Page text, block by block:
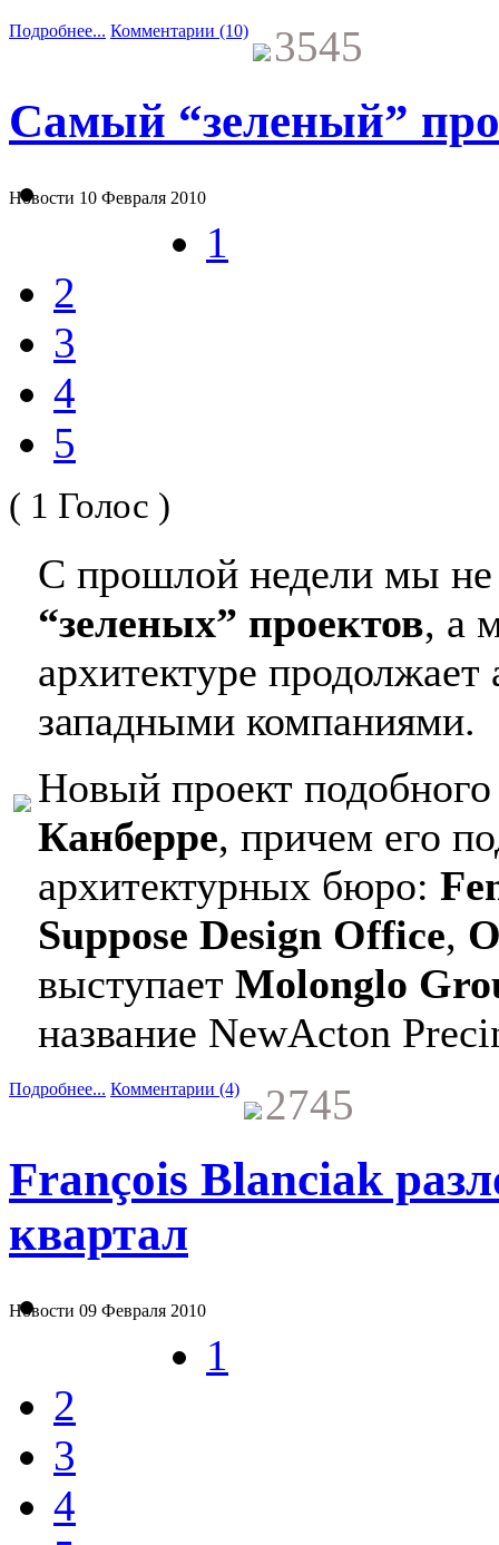
Подробнее... Комментарии (10) 3545
Самый “зеленый”
Новости 10 Февраля 2010
1
2
3
4
5
( 1 Голос )
С прошлой недели мы не
“зеленых” проектов, а
архитектуре
западными компаниями.
Новый проект подобного
Канберре, причем его
архитектурных бюро:
Suppose Design Office,
выступает Molonglo
название NewActon
Подробнее... Комментарии (4) 2745
François Blanciak
квартал
Новости 09 Февраля 2010
1
2
3
4